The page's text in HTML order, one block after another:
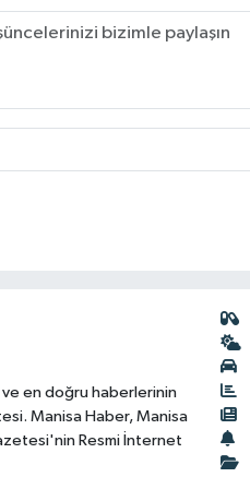
ve en doğru haberlerinin
Manisa Haber, Manisa
Resmi İnternet